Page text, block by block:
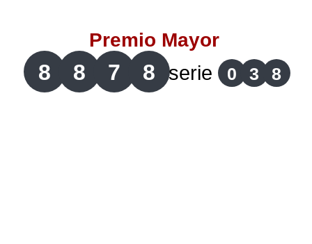
Lotería de Santander
Lotería del Cauca
Premio Mayor
8 8 7 8 serie 0 3 8